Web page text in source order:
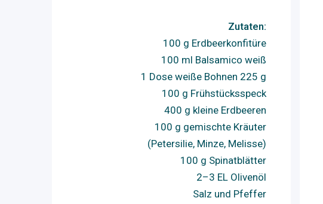
Zutaten:
100 g Erdbeerkonfitüre
100 ml Balsamico weiß
1 Dose weiße Bohnen 225 g
100 g Frühstücksspeck
400 g kleine Erdbeeren
100 g gemischte Kräuter
(Petersilie, Minze, Melisse)
100 g Spinatblätter
2–3 EL Olivenöl
Salz und Pfeffer